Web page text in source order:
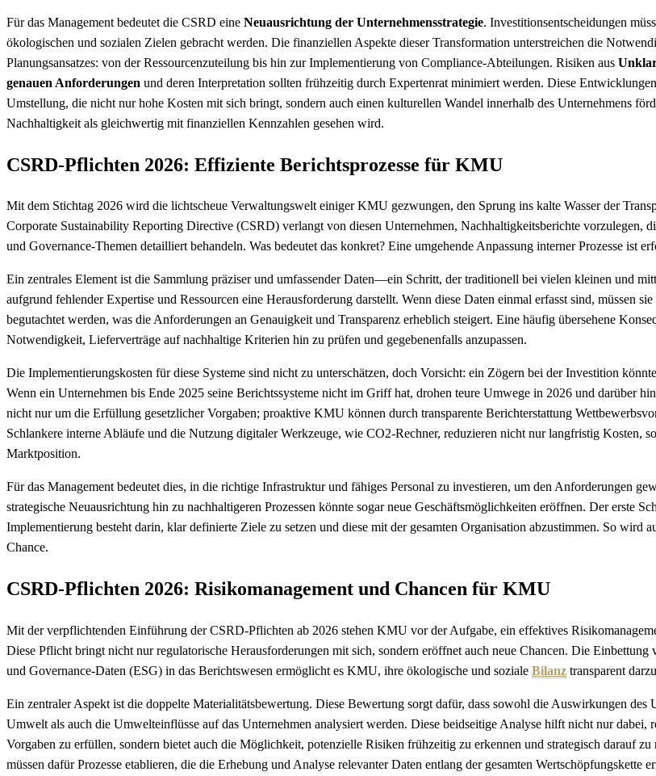
Für das Management bedeutet die CSRD eine Neuausrichtung der Unternehmensstrategie. Investitionsentscheidungen
ökologischen und sozialen Zielen gebracht werden. Die finanziellen Aspekte dieser Transformation unterstreichen die
Planungsansatzes: von der Ressourcenzuteilung bis hin zur Implementierung von Compliance-Abteilungen. Risiken aus
genauen Anforderungen und deren Interpretation sollten frühzeitig durch Expertenrat minimiert werden. Diese
Umstellung, die nicht nur hohe Kosten mit sich bringt, sondern auch einen kulturellen Wandel innerhalb des Unternehmens
Nachhaltigkeit als gleichwertig mit finanziellen Kennzahlen gesehen wird.
CSRD-Pflichten 2026: Effiziente Berichtsprozesse für KMU
Mit dem Stichtag 2026 wird die lichtscheue Verwaltungswelt einiger KMU gezwungen, den Sprung ins kalte Wasser der
Corporate Sustainability Reporting Directive (CSRD) verlangt von diesen Unternehmen, Nachhaltigkeitsberichte vorzulegen,
und Governance-Themen detailliert behandeln. Was bedeutet das konkret? Eine umgehende Anpassung interner Prozesse ist
Ein zentrales Element ist die Sammlung präziser und umfassender Daten—ein Schritt, der traditionell bei vielen kleinen und
aufgrund fehlender Expertise und Ressourcen eine Herausforderung darstellt. Wenn diese Daten einmal erfasst sind, müssen
begutachtet werden, was die Anforderungen an Genauigkeit und Transparenz erheblich steigert. Eine häufig übersehene
Notwendigkeit, Lieferverträge auf nachhaltige Kriterien hin zu prüfen und gegebenenfalls anzupassen.
Die Implementierungskosten für diese Systeme sind nicht zu unterschätzen, doch Vorsicht: ein Zögern bei der Investition
Wenn ein Unternehmen bis Ende 2025 seine Berichtssysteme nicht im Griff hat, drohen teure Umwege in 2026 und darüber
nicht nur um die Erfüllung gesetzlicher Vorgaben; proaktive KMU können durch transparente Berichterstattung
Schlankere interne Abläufe und die Nutzung digitaler Werkzeuge, wie CO2-Rechner, reduzieren nicht nur langfristig Kosten,
Marktposition.
Für das Management bedeutet dies, in die richtige Infrastruktur und fähiges Personal zu investieren, um den Anforderungen
strategische Neuausrichtung hin zu nachhaltigeren Prozessen könnte sogar neue Geschäftsmöglichkeiten eröffnen. Der erste
Implementierung besteht darin, klar definierte Ziele zu setzen und diese mit der gesamten Organisation abzustimmen. So wird
Chance.
CSRD-Pflichten 2026: Risikomanagement und Chancen für KMU
Mit der verpflichtenden Einführung der CSRD-Pflichten ab 2026 stehen KMU vor der Aufgabe, ein effektives
Diese Pflicht bringt nicht nur regulatorische Herausforderungen mit sich, sondern eröffnet auch neue Chancen. Die
und Governance-Daten (ESG) in das Berichtswesen ermöglicht es KMU, ihre ökologische und soziale Bilanz transparent
Ein zentraler Aspekt ist die doppelte Materialitätsbewertung. Diese Bewertung sorgt dafür, dass sowohl die Auswirkungen des
Umwelt als auch die Umwelteinflüsse auf das Unternehmen analysiert werden. Diese beidseitige Analyse hilft nicht nur dabei,
Vorgaben zu erfüllen, sondern bietet auch die Möglichkeit, potenzielle Risiken frühzeitig zu erkennen und strategisch darauf
müssen dafür Prozesse etablieren, die die Erhebung und Analyse relevanter Daten entlang der gesamten Wertschöpfungskette